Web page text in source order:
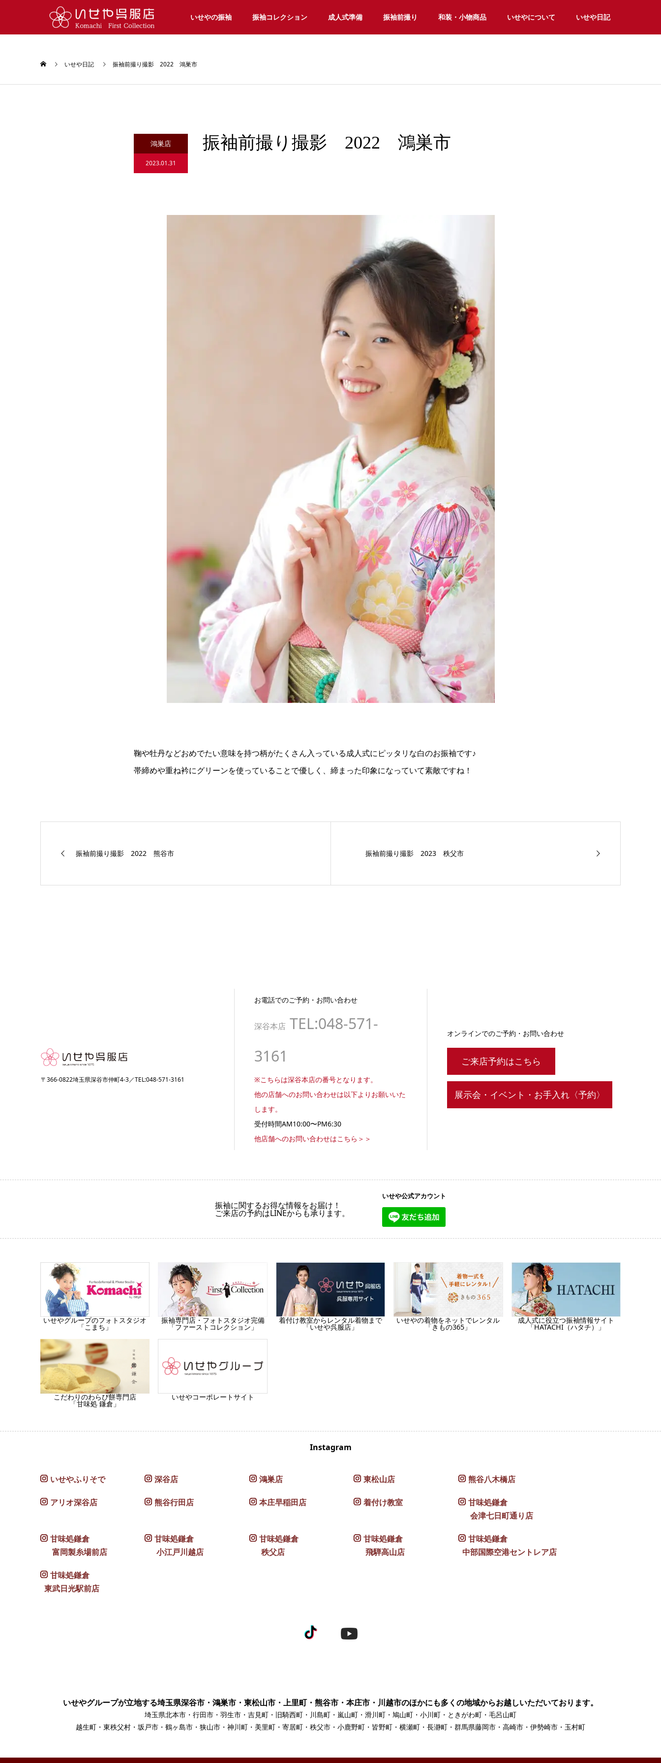
いせやの振袖 振袖コレクション 成人式準備 振袖前撮り 和装・小物商品 いせやについて いせや日記
いせや日記 振袖前撮り撮影 2022 鴻巣市
鴻巣店
2023.01.31
振袖前撮り撮影 2022 鴻巣市
鞠や牡丹などおめでたい意味を持つ柄がたくさん入っている成人式にピッタリな白のお振袖です♪
帯締めや重ね衿にグリーンを使っていることで優しく、締まった印象になっていて素敵ですね！
振袖前撮り撮影 2022 熊谷市 振袖前撮り撮影 2023 秩父市
〒366-0822埼玉県深谷市仲町4-3／TEL:048-571-3161
お電話でのご予約・お問い合わせ
深谷本店TEL:048-571-
3161
※こちらは深谷本店の番号となります。
他の店舗へのお問い合わせは以下よりお願いいた
します。
受付時間AM10:00〜PM6:30
他店舗へのお問い合わせはこちら＞＞
オンラインでのご予約・お問い合わせ
ご来店予約はこちら
展示会・イベント・お手入れ〈予約〉
振袖に関するお得な情報をお届け！
ご来店の予約はLINEからも承ります。
いせや公式アカウント
いせやグループのフォトスタジオ
「こまち」
振袖専門店・フォトスタジオ完備
「ファーストコレクション」
着付け教室からレンタル着物まで
「いせや呉服店」
いせやの着物をネットでレンタル
「きもの365」
成人式に役立つ振袖情報サイト
「HATACHI（ハタチ）」
こだわりのわらび餅専門店
「甘味処 鎌倉」
いせやコーポレートサイト
Instagram
いせやふりそで 深谷店 鴻巣店 東松山店 熊谷八木橋店
アリオ深谷店 熊谷行田店 本庄早稲田店 着付け教室
甘味処鎌倉
会津七日町通り店
甘味処鎌倉
富岡製糸場前店
甘味処鎌倉
小江戸川越店
甘味処鎌倉
秩父店
甘味処鎌倉
飛騨高山店
甘味処鎌倉
中部国際空港セントレア店
甘味処鎌倉
東武日光駅前店
いせやグループが立地する埼玉県深谷市・鴻巣市・東松山市・上里町・熊谷市・本庄市・川越市のほかにも多くの地域からお越しいただいております。
埼玉県北本市・行田市・羽生市・吉見町・旧騎西町・川島町・嵐山町・滑川町・鳩山町・小川町・ときがわ町・毛呂山町
越生町・東秩父村・坂戸市・鶴ヶ島市・狭山市・神川町・美里町・寄居町・秩父市・小鹿野町・皆野町・横瀬町・長瀞町・群馬県藤岡市・高崎市・伊勢崎市・玉村町